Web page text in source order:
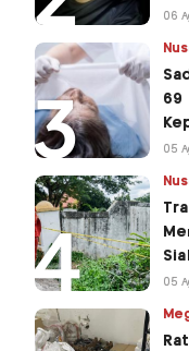
06
69
05
05